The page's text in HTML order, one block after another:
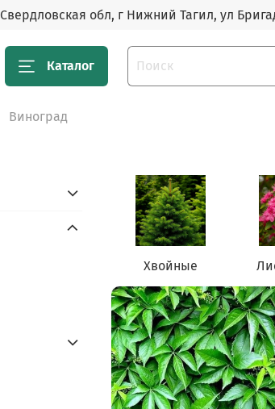
Свердловская обл, г Нижний Тагил, ул
Каталог
Виноград
Хвойные